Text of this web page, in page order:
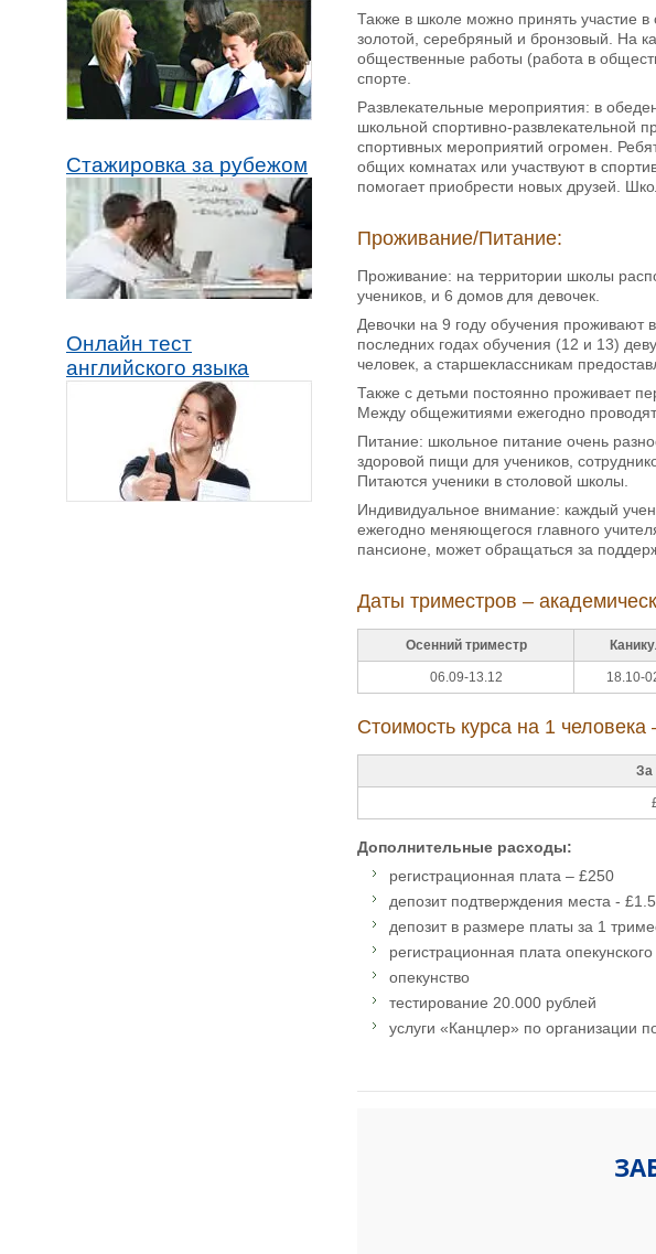
Стажировка за рубежом
Онлайн тест
английского языка
Также в школе можно принять участие
золотой, серебряный и бронзовый. На
общественные работы (работа в
спорте.
Развлекательные мероприятия: в
школьной спортивно-развлекательной
спортивных мероприятий огромен.
общих комнатах или участвуют в
помогает приобрести новых друзей.
Проживание/Питание:
Проживание: на территории школы
учеников, и 6 домов для девочек.
Девочки на 9 году обучения проживают
последних годах обучения (12 и 13)
человек, а старшеклассникам
Также с детьми постоянно проживает
Между общежитиями ежегодно
Питание: школьное питание очень
здоровой пищи для учеников,
Питаются ученики в столовой школы.
Индивидуальное внимание: каждый
ежегодно меняющегося главного
пансионе, может обращаться за
Даты триместров –
Осенний триместр
06.09-13.12 18.10-
Стоимость курса на 1
За
Дополнительные расходы:
регистрационная плата – £250
депозит подтверждения места -
депозит в размере платы за 1
регистрационная плата опекунского
опекунство
тестирование 20.000 рублей
услуги «Канцлер» по организации